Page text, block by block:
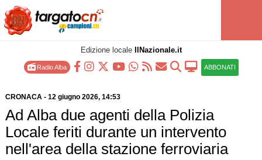
Edizione locale IlNazionale.it
Radio Alba ABBONATI
CRONACA- 12 giugno 2026, 14:53
Ad Alba due agenti della Polizia
Locale feriti durante un intervento
nell'area della stazione ferroviaria